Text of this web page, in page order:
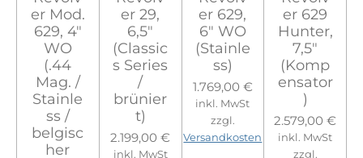
er Mod.
629, 4"
WO
(.44
Mag. /
Stainle
ss /
belgisc
her
er 29,
6,5"
(Classic
s Series
/
brünier
t)
2.199,00 €
inkl. MwSt
er 629,
6" WO
(Stainle
ss)
1.769,00 €
inkl. MwSt
zzgl.
Versandkosten
er 629
Hunter,
7,5"
(Komp
ensator
)
2.579,00 €
inkl. MwSt
zzgl.